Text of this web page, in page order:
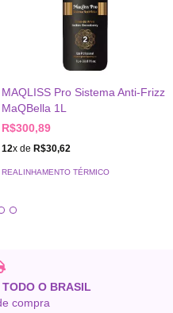
MAQLISS Pro Sistema Anti-Frizz
MaQBella 1L
R$300,89
12x de R$30,62
REALINHAMENTO TÉRMICO
O BRASIL
compra